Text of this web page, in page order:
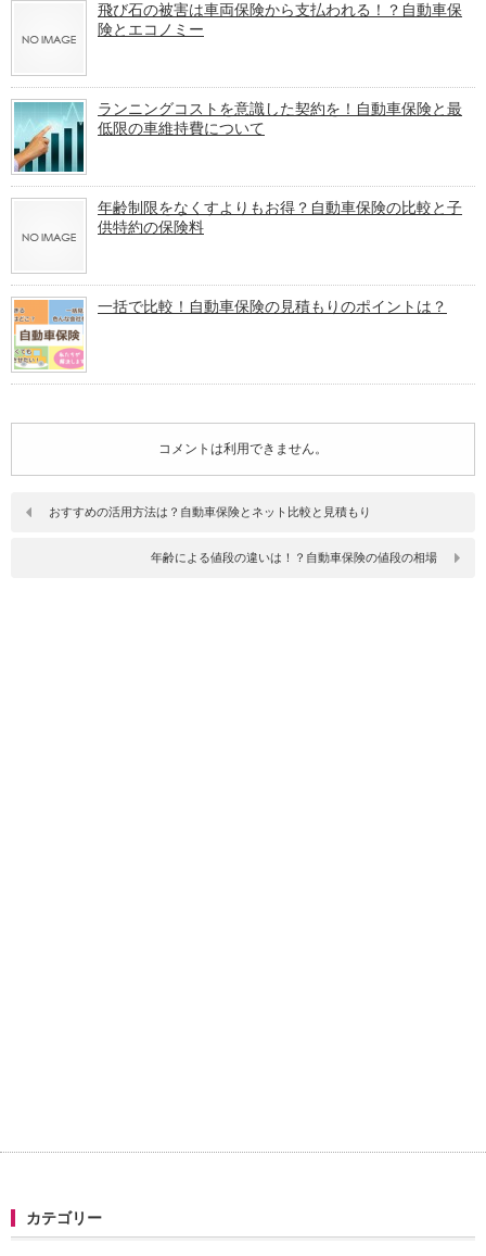
飛び石の被害は車両保険から支払われる！？自動車保
険とエコノミー
ランニングコストを意識した契約を！自動車保険と最
低限の車維持費について
年齢制限をなくすよりもお得？自動車保険の比較と子
供特約の保険料
一括で比較！自動車保険の見積もりのポイントは？
コメントは利用できません。
おすすめの活用方法は？自動車保険とネット比較と見積もり
年齢による値段の違いは！？自動車保険の値段の相場
カテゴリー